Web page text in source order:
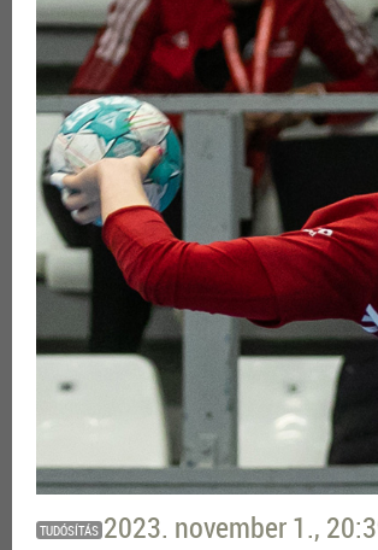
TUDÓSÍTÁS 2023. november 1.,